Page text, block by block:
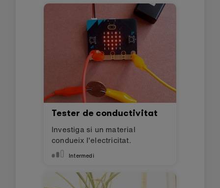
Tester de conductivitat
Investiga si un material
condueix l'electricitat.
Intermedi